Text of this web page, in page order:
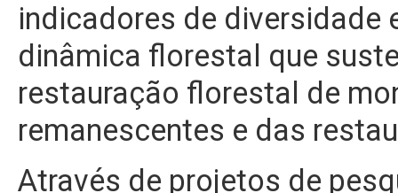
indicadores de diversidade
dinâmica florestal que
restauração florestal de
remanescentes e das
Através de projetos de